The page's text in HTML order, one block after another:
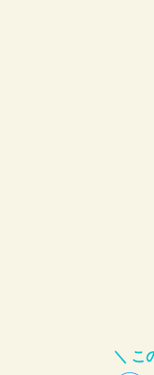
＼ こ